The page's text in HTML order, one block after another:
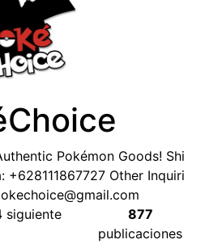
Pokémon Goods! Shi
: +628111867727 Other Inquiri
siguiente
877
publicaciones